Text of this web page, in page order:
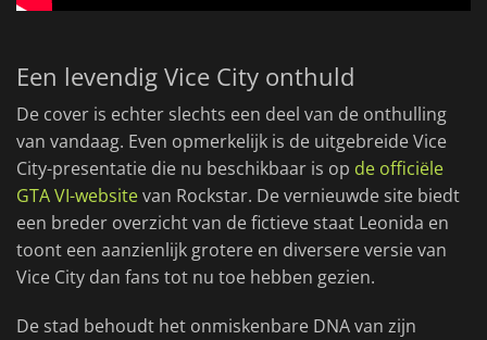
Een levendig Vice City onthuld
De cover is echter slechts een deel van de onthulling
van vandaag. Even opmerkelijk is de uitgebreide Vice
City-presentatie die nu beschikbaar is op de officiële
GTA VI-websitevan Rockstar. De vernieuwde site biedt
een breder overzicht van de fictieve staat Leonida en
toont een aanzienlijk grotere en diversere versie van
Vice City dan fans tot nu toe hebben gezien.
De stad behoudt het onmiskenbare DNA van zijn